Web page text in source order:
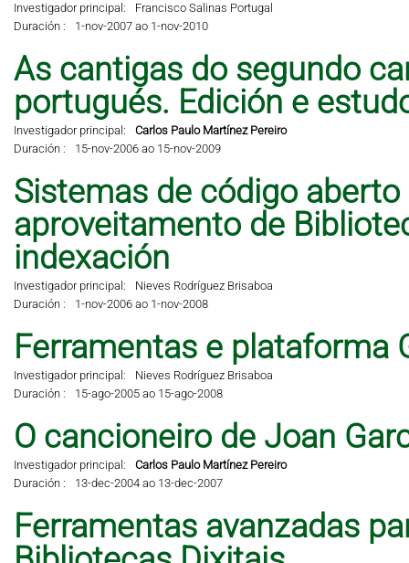
Investigador principal:
Francisco Salinas Portugal
Duración :
1-nov-2007 ao 1-nov-2010
As cantigas do segundo
portugués. Edición e
Investigador principal:
Carlos Paulo Martínez Pereiro
Duración :
15-nov-2006 ao 15-nov-2009
Sistemas de código
aproveitamento de
indexación
Investigador principal:
Nieves Rodríguez Brisaboa
Duración :
1-nov-2006 ao 1-nov-2008
Ferramentas e plataforma
Investigador principal:
Nieves Rodríguez Brisaboa
Duración :
15-ago-2005 ao 15-ago-2008
O cancioneiro de Joan
Investigador principal:
Carlos Paulo Martínez Pereiro
Duración :
13-dec-2004 ao 13-dec-2007
Ferramentas avanzadas